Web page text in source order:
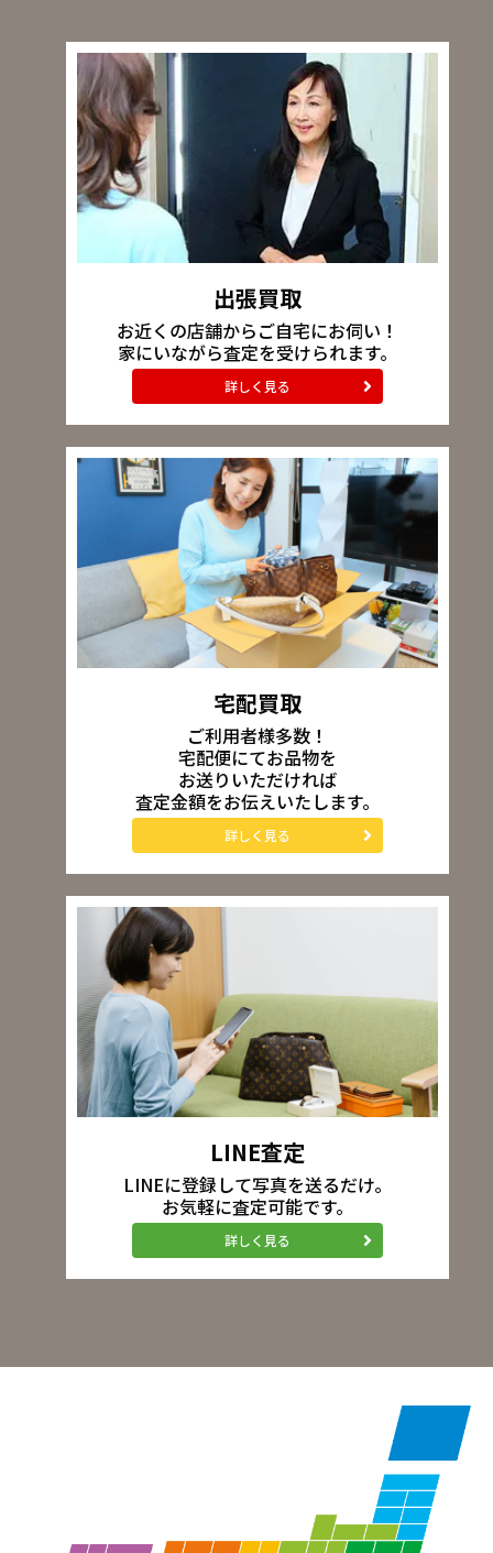
出張買取
お近くの店舗からご自宅にお伺い！
家にいながら査定を受けられます。
詳しく見る
宅配買取
ご利用者様多数！
宅配便にてお品物を
お送りいただければ
査定金額をお伝えいたします。
詳しく見る
LINE査定
LINEに登録して写真を送るだけ。
お気軽に査定可能です。
詳しく見る